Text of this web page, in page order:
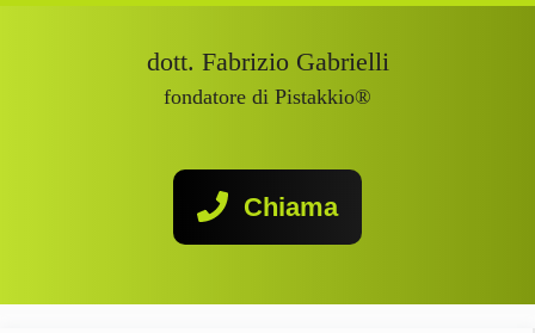
dott. Fabrizio Gabrielli
fondatore di Pistakkio®
Chiama